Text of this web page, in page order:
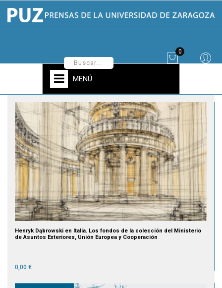
0
MENÚ
Henryk Dąbrowski en Italia. Los fondos de la colección del Ministerio
de Asuntos Exteriores, Unión Europea y Cooperación
0,00 €